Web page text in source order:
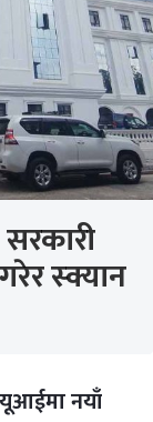
सरकारी
स्क्यान
नयाँ